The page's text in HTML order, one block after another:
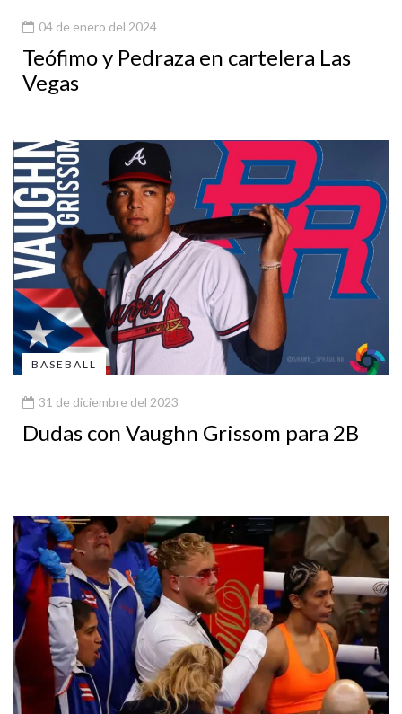
04 de enero del 2024
Teófimo y Pedraza en cartelera Las
Vegas
BASEBALL
31 de diciembre del 2023
Dudas con Vaughn Grissom para 2B